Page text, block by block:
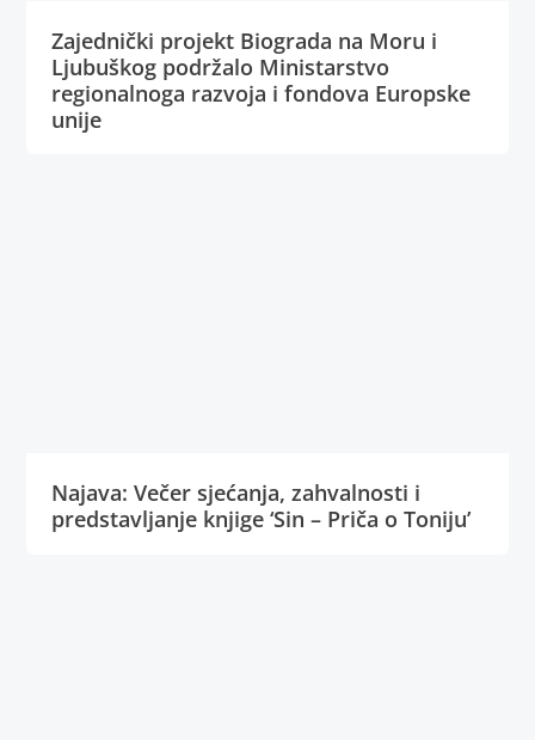
Zajednički projekt Biograda na Moru i
Ljubuškog podržalo Ministarstvo
regionalnoga razvoja i fondova Europske
unije
Najava: Večer sjećanja, zahvalnosti i
predstavljanje knjige ‘Sin – Priča o Toniju’